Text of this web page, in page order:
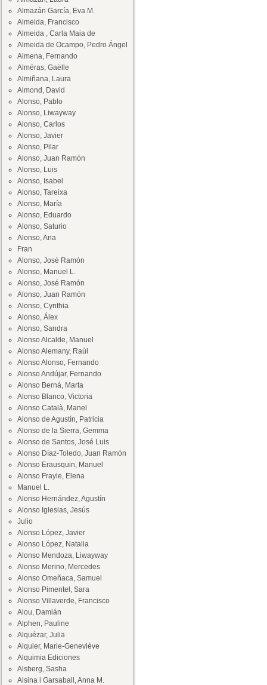
Almazán García, Eva M.
Almeida, Francisco
Almeida , Carla Maia de
Almeida de Ocampo, Pedro Ángel
Almena, Fernando
Alméras, Gaëlle
Almiñana, Laura
Almond, David
Alonso, Pablo
Alonso, Liwayway
Alonso, Carlos
Alonso, Javier
Alonso, Pilar
Alonso, Juan Ramón
Alonso, Luis
Alonso, Isabel
Alonso, Tareixa
Alonso, María
Alonso, Eduardo
Alonso, Saturio
Alonso, Ana
Fran
Alonso, José Ramón
Alonso, Manuel L.
Alonso, José Ramón
Alonso, Juan Ramón
Alonso, Cynthia
Alonso, Álex
Alonso, Sandra
Alonso Alcalde, Manuel
Alonso Alemany, Raúl
Alonso Alonso, Fernando
Alonso Andújar, Fernando
Alonso Berná, Marta
Alonso Blanco, Victoria
Alonso Català, Manel
Alonso de Agustín, Patricia
Alonso de la Sierra, Gemma
Alonso de Santos, José Luis
Alonso Díaz-Toledo, Juan Ramón
Alonso Erausquin, Manuel
Alonso Frayle, Elena
Manuel L.
Alonso Hernández, Agustín
Alonso Iglesias, Jesús
Julio
Alonso López, Javier
Alonso López, Natalia
Alonso Mendoza, Liwayway
Alonso Merino, Mercedes
Alonso Omeñaca, Samuel
Alonso Pimentel, Sara
Alonso Villaverde, Francisco
Alou, Damián
Alphen, Pauline
Alquézar, Julia
Alquier, Marie-Geneviève
Alquimia Ediciones
Alsberg, Sasha
Alsina i Garsaball, Anna M.